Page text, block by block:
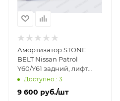
Амортизатор STONE
BELT Nissan Patrol
Y60/Y61 задний, лифт
100мм (увеличенная
нагрузка) 4053SH
Доступно.: 3
9 600 руб./шт